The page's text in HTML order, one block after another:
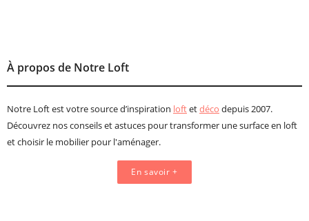
À propos de Notre Loft
Notre Loft est votre source d’inspiration loftetdéco depuis 2007.
Découvrez nos conseils et astuces pour transformer une surface en loft
et choisir le mobilier pour l'aménager.
En savoir +